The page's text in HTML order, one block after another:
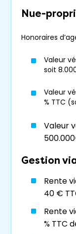
dispositif de
augmenter
désirant
immobilier
(viager libre).
Lancé en
marque. Sa
agence
d’Olonne.
exercé
spécialiste
Nue-
Honoraires
Valeur
soit
Valeur
% TTC
Valeur
Gestion
Rente
40 €
Rente
% TTC